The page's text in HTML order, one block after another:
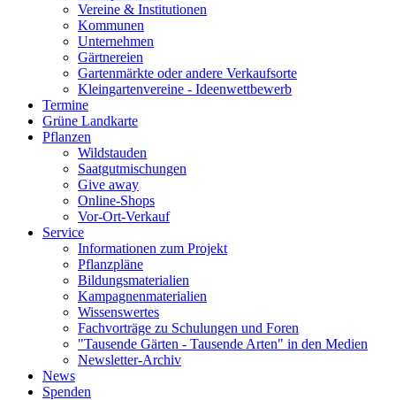
Vereine & Institutionen
Kommunen
Unternehmen
Gärtnereien
Gartenmärkte oder andere Verkaufsorte
Kleingartenvereine - Ideenwettbewerb
Termine
Grüne Landkarte
Pflanzen
Wildstauden
Saatgutmischungen
Give away
Online-Shops
Vor-Ort-Verkauf
Service
Informationen zum Projekt
Pflanzpläne
Bildungsmaterialien
Kampagnenmaterialien
Wissenswertes
Fachvorträge zu Schulungen und Foren
"Tausende Gärten - Tausende Arten" in den Medien
Newsletter-Archiv
News
Spenden